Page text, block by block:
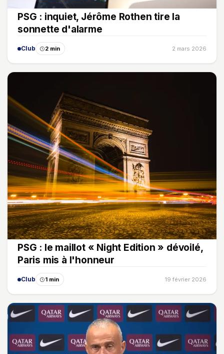
PSG : inquiet, Jérôme Rothen tire la
sonnette d'alarme
Club 2 min 2 mars 2026
PSG : le maillot « Night Edition » dévoilé,
Paris mis à l'honneur
Club 1 min 19 février 2026